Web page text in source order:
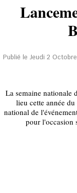
Publié le Jeudi 2
La semaine nationale
lieu cette année
national de
pour l'occasion